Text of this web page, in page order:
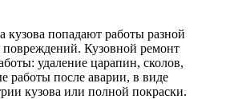
кузова попадают работы разной
повреждений. Кузовной ремонт
удаление царапин, сколов,
работы после аварии, в виде
кузова или полной покраски.